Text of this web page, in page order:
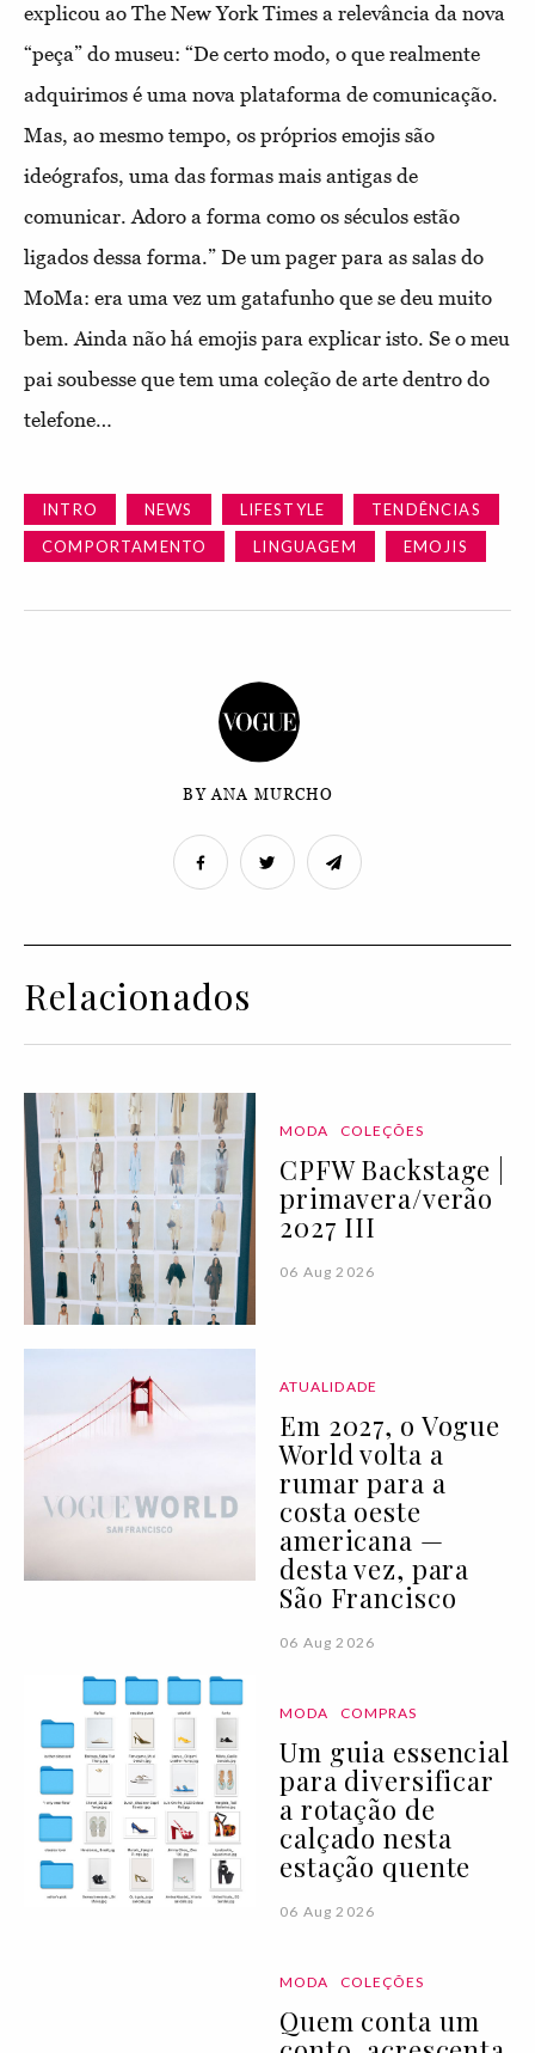
explicou ao The New York Times a relevância da nova
“peça” do museu: “De certo modo, o que realmente
adquirimos é uma nova plataforma de comunicação.
Mas, ao mesmo tempo, os próprios emojis são
ideógrafos, uma das formas mais antigas de
comunicar. Adoro a forma como os séculos estão
ligados dessa forma.” De um pager para as salas do
MoMa: era uma vez um gatafunho que se deu muito
bem. Ainda não há emojis para explicar isto. Se o meu
pai soubesse que tem uma coleção de arte dentro do
telefone…
INTRO NEWS LIFESTYLE
TENDÊNCIAS
COMPORTAMENTO
LINGUAGEM EMOJIS
BY ANA MURCHO
Relacionados
MODA COLEÇÕES
CPFW Backstage |
primavera/verão
2027 III
06 Aug 2026
ATUALIDADE
Em 2027, o Vogue
World volta a
rumar para a
costa oeste
americana —
desta vez, para
São Francisco
06 Aug 2026
MODA COMPRAS
Um guia essencial
para diversificar
a rotação de
calçado nesta
estação quente
06 Aug 2026
MODA COLEÇÕES
Quem conta um